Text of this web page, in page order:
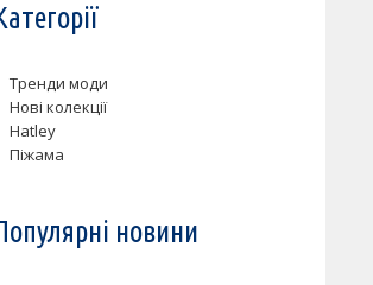
Тренди моди
Нові колекції
Hatley
Піжама
новини